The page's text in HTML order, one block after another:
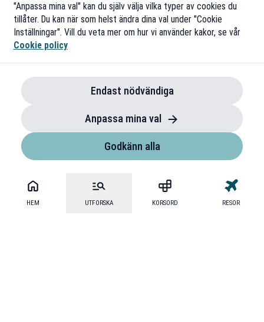
HEM UTFORSKA KORSORD RESOR
"Anpassa mina val" kan du själv välja vilka typer av cookies du
tillåter. Du kan när som helst ändra dina val under "Cookie
Inställningar". Vill du veta mer om hur vi använder kakor, se vår
Cookie policy
Endast nödvändiga
Anpassa mina val
Godkänn alla